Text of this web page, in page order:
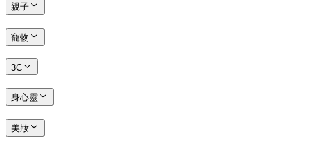
親子
寵物
3C
身心靈
美妝